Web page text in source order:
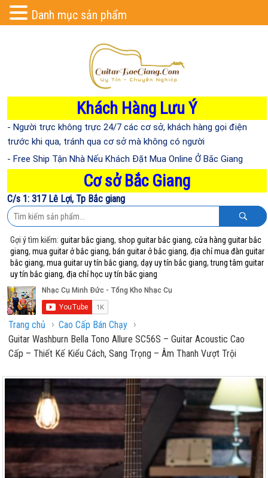
Khách Hàng Lưu Ý
- Người trực không trực 24/7 các cơ sở, khách hàng gọi điện
trước khi qua, tránh qua cơ sở mà không có người
- Free Ship Tận Nhà Nếu Khách Đặt Mua Online Ở Bắc Giang
Cơ sở Bắc Giang
C/s 1: 317 Lê Lợi, Tp Bắc giang
Gợi ý tìm kiếm:guitar bắc giang, shop guitar bắc giang,cửa hàng guitar bắc
giang,mua guitar ở bắc giang, bán guitar ở bắc giang,địa chỉ mua đàn guitar
bắc giang,mua guitar uy tín bắc giang,dạy uy tín bắc giang,trung tâm guitar
uy tín bắc giang,địa chỉ học uy tín bắc giang
Trang chủ › Cao Cấp Bán Chạy ›
Guitar Washburn Bella Tono Allure SC56S – Guitar Acoustic Cao
Cấp – Thiết Kế Kiểu Cách, Sang Trọng – Âm Thanh Vượt Trội
Danh mục sản phẩm